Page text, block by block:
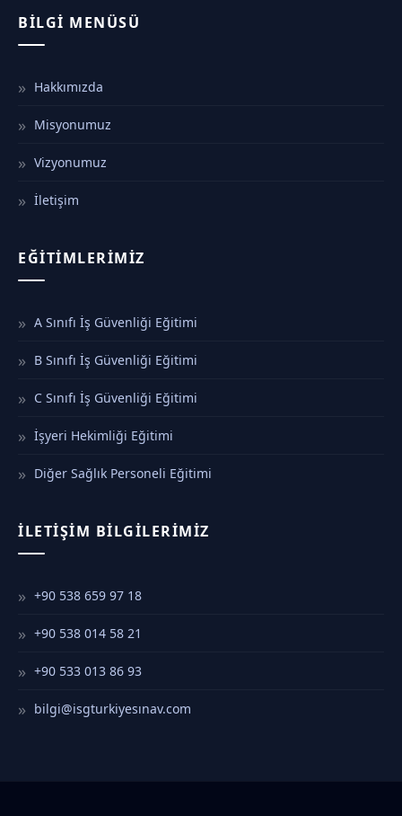
BILGI MENÜSÜ
Hakkımızda
Misyonumuz
Vizyonumuz
İletişim
EĞITIMLERIMIZ
A Sınıfı İş Güvenliği Eğitimi
B Sınıfı İş Güvenliği Eğitimi
C Sınıfı İş Güvenliği Eğitimi
İşyeri Hekimliği Eğitimi
Diğer Sağlık Personeli Eğitimi
İLETIŞIM BILGILERIMIZ
+90 538 659 97 18
+90 538 014 58 21
+90 533 013 86 93
bilgi@isgturkiyesınav.com